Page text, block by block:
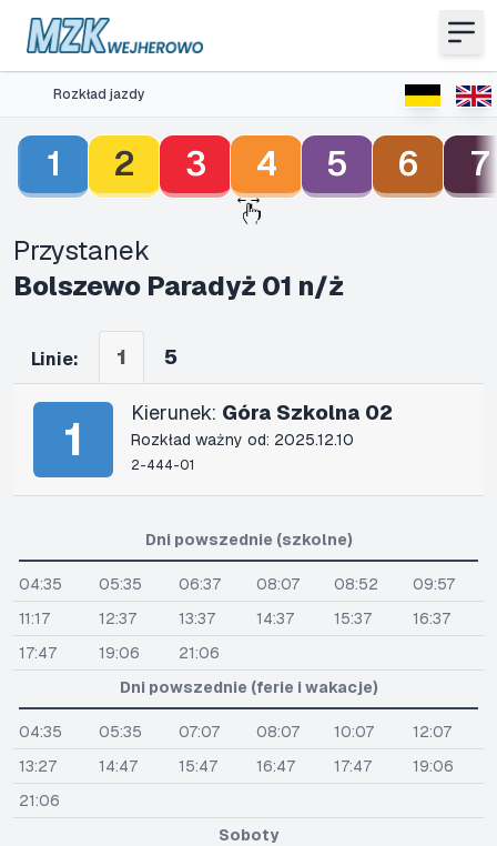
Rozkład jazdy
1 2 3 4 5 6 7
Przystanek
Bolszewo Paradyż 01 n/ż
Linie: 1 5
1 Kierunek: Góra Szkolna 02
Rozkład ważny od: 2025.12.10
2-444-01
Dni powszednie (szkolne)
04:35 05:35 06:37 08:07 08:52
09:57
11:17
12:37 13:37 14:37 15:37
16:37
17:47
19:06
21:06
Dni powszednie (ferie i wakacje)
04:35 05:35 07:07 08:07 10:07
12:07
13:27
14:47 15:47 16:47 17:47
19:06
21:06
Soboty